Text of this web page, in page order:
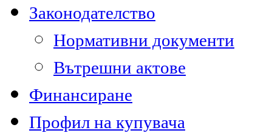
Законодателство
Нормативни документи
Вътрешни актове
Финансиране
Профил на купувача